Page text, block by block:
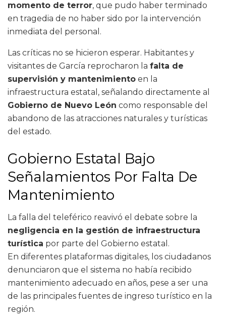
momento de terror, que pudo haber terminado
en tragedia de no haber sido por la intervención
inmediata del personal.
Las críticas no se hicieron esperar. Habitantes y
visitantes de García reprocharon la falta de
supervisión y mantenimiento en la
infraestructura estatal, señalando directamente al
Gobierno de Nuevo León como responsable del
abandono de las atracciones naturales y turísticas
del estado.
Gobierno Estatal Bajo
Señalamientos Por Falta De
Mantenimiento
La falla del teleférico reavivó el debate sobre la
negligencia en la gestión de infraestructura
turística por parte del Gobierno estatal.
En diferentes plataformas digitales, los ciudadanos
denunciaron que el sistema no había recibido
mantenimiento adecuado en años, pese a ser una
de las principales fuentes de ingreso turístico en la
región.